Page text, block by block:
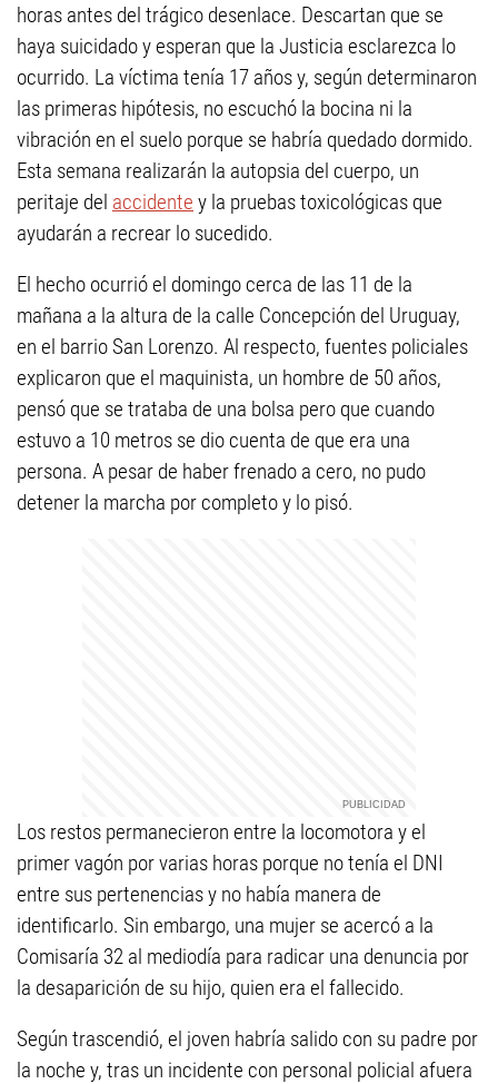
horas antes del trágico desenlace. Descartan que se
haya suicidado y esperan que la Justicia esclarezca lo
ocurrido. La víctima tenía 17 años y, según determinaron
las primeras hipótesis, no escuchó la bocina ni la
vibración en el suelo porque se habría quedado dormido.
Esta semana realizarán la autopsia del cuerpo, un
peritaje del accidente y la pruebas toxicológicas que
ayudarán a recrear lo sucedido.
El hecho ocurrió el domingo cerca de las 11 de la
mañana a la altura de la calle Concepción del Uruguay,
en el barrio San Lorenzo. Al respecto, fuentes policiales
explicaron que el maquinista, un hombre de 50 años,
pensó que se trataba de una bolsa pero que cuando
estuvo a 10 metros se dio cuenta de que era una
persona. A pesar de haber frenado a cero, no pudo
detener la marcha por completo y lo pisó.
Los restos permanecieron entre la locomotora y el
primer vagón por varias horas porque no tenía el DNI
entre sus pertenencias y no había manera de
identificarlo. Sin embargo, una mujer se acercó a la
Comisaría 32 al mediodía para radicar una denuncia por
la desaparición de su hijo, quien era el fallecido.
Según trascendió, el joven habría salido con su padre por
la noche y, tras un incidente con personal policial afuera